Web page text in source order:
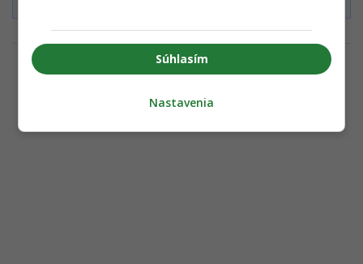
Súhlasím
Nastavenia